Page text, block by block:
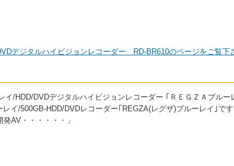
デジタルハイビジョンレコーダー RD-BR610のページをご覧下
イ/HDD/DVDデジタルハイビジョンレコーダー ｢ＲＥＧＺＡブルー
レイ/500GB-HDD/DVDレコーダー｢REGZA(レグザ)ブルーレイ｣で
AV・・・・・・」